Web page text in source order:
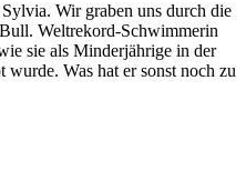
Wir graben uns durch die
Weltrekord-Schwimmerin
sie als Minderjährige in der
Was hat er sonst noch zu